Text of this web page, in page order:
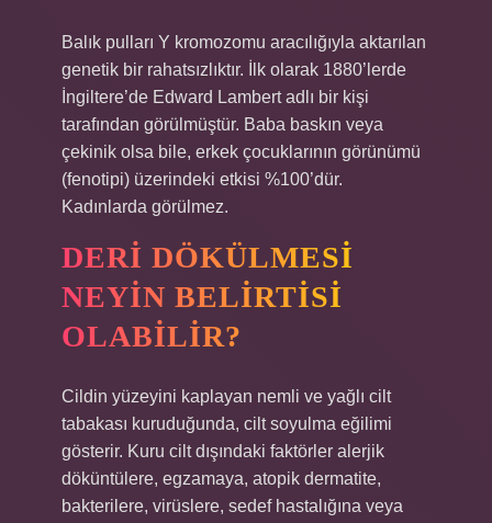
Balık pulları Y kromozomu aracılığıyla aktarılan
genetik bir rahatsızlıktır. İlk olarak 1880’lerde
İngiltere’de Edward Lambert adlı bir kişi
tarafından görülmüştür. Baba baskın veya
çekinik olsa bile, erkek çocuklarının görünümü
(fenotipi) üzerindeki etkisi %100’dür.
Kadınlarda görülmez.
DERI DÖKÜLMESI
NEYIN BELIRTISI
OLABILIR?
Cildin yüzeyini kaplayan nemli ve yağlı cilt
tabakası kuruduğunda, cilt soyulma eğilimi
gösterir. Kuru cilt dışındaki faktörler alerjik
döküntülere, egzamaya, atopik dermatite,
bakterilere, virüslere, sedef hastalığına veya